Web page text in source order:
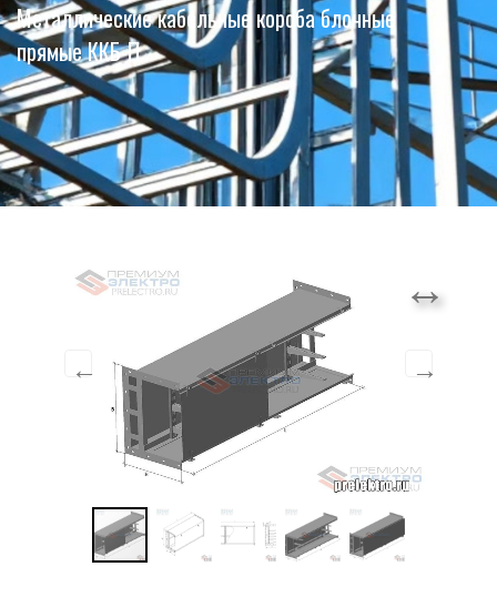
Металлические кабельные короба блочные
прямые ККБ-П